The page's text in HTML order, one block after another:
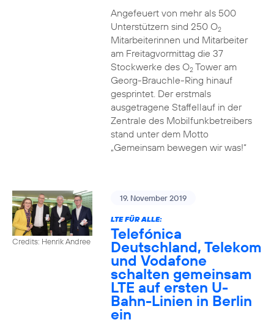
Angefeuert von mehr als 500
Unterstützern sind 250 O2
Mitarbeiterinnen und Mitarbeiter
am Freitagvormittag die 37
Stockwerke des O2Tower am
Georg-Brauchle-Ring hinauf
gesprintet. Der erstmals
ausgetragene Staffellauf in der
Zentrale des Mobilfunkbetreibers
stand unter dem Motto
„Gemeinsam bewegen wir was!“
Credits: Henrik Andree
19. November 2019
LTE FÜR ALLE:
Telefónica
Deutschland, Telekom
und Vodafone
schalten gemeinsam
LTE auf ersten U-
Bahn-Linien in Berlin
ein